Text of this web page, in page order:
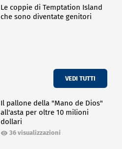
Le coppie di Temptation Island
che sono diventate genitori
VEDI TUTTI
Il pallone della "Mano de Dios"
all'asta per oltre 10 milioni
dollari
36 visualizzazioni